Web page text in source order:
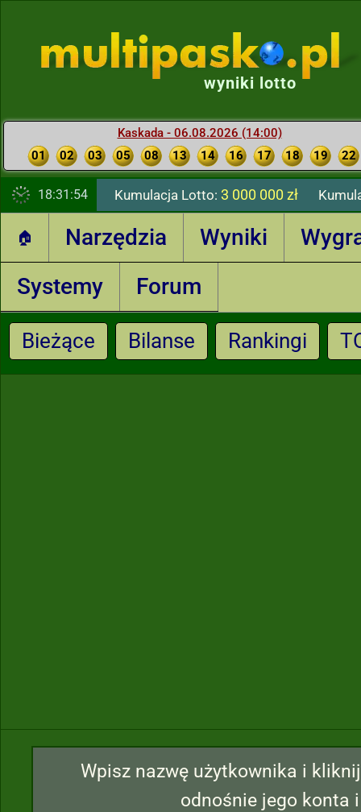
wyniki lotto
Kaskada - 06.08.2026 (14:00)
01
02 03 05 08 13 14 16 17 18 19 22
18:31:54 Kumulacja Lotto: 3 000 000 zł
🏠 Narzędzia Wyniki
Systemy
Forum
Bieżące Bilanse Rankingi
Wpisz nazwę użytkownika i
odnośnie jego konta